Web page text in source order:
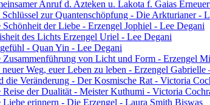
Anruf d. Azteken u. Lakota f. Gaias
zur Quantenschöpfung - Die Arkturianer -
Schönheit der Liebe - Erzengel Jophiel - Lee Degani
des Lichts Erzengel Uriel - Lee Degani
- Quan Yin - Lee Degani
Zusammenführung von Licht und Form - Erzengel
Weg, euer Leben zu leben - Erzengel
die Veränderung - Der Kosmische Rat - Victoria
Reise der Dualität - Meister Kuthumi - Victoria
Liebe erinnern - Die Erzengel - Laura Smith Biswas